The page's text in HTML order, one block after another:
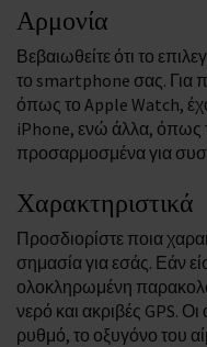
Αρμονία
Βεβαιωθείτε ότι το
το smartphone σας. Για
όπως το Apple Watch,
iPhone, ενώ άλλα, όπως
προσαρμοσμένα για
Χαρακτηριστικά
Προσδιορίστε ποια
σημασία για εσάς. Εάν
ολοκληρωμένη
νερό και ακριβές GPS.
ρυθμό, το οξυγόνο του